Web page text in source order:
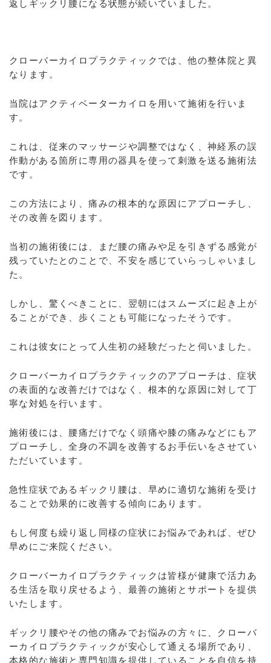
返しギックリ腰になる状態が続いていました。
クローバーカイロプラクティックでは、他の整体院と異
なります。
当院はアクティベーターカイロを用いて施術を行いま
す。
これは、従来のマッサージや調整ではなく、神経系の誤
作動がある箇所に専用の器具を使って刺激を送る施術法
です。
この方法により、痛みの根本的な原因にアプローチし、
その改善を図ります。
当初の施術後には、まだ腰の痛みや足を引きずる感覚が
残っていたとのことで、不安を感じていらっしゃいまし
た。
しかし、驚くべきことに、翌朝にはスムーズに起き上が
ることができ、歩くことも可能になったそうです。
これは彼女にとって人生初の経験だったと伺いました。
クローバーカイロプラクティックのアプローチは、症状
の表面的な改善だけではなく、根本的な原因に対して丁
寧な対処を行います。
施術後には、腰痛だけでなく頭痛や膝の痛みなどにもア
プローチし、全身の不調を改善するお手伝いをさせてい
ただいています。
急性症状であるギックリ腰は、早めに適切な施術を受け
ることで効果的に改善する傾向にあります。
もし何度も繰り返し同様の症状にお悩みであれば、ぜひ
早めにご来院ください。
クローバーカイロプラクティックは皆様が健康で活力あ
る生活を取り戻せるよう、最善の施術とサポートを提供
いたします。
ギックリ腰やその他の痛みでお悩みの方々に、クローバ
ーカイロプラクティックが安心して通える場所であり、
本格的な施術と専門知識を提供していることを自信を持